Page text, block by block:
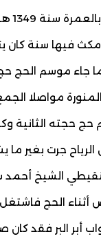
التي
فيها سنة كان
جاء موسم الحج
مواصلا
حج حجته الثانية
جرت بغير ما
الشيخ
أثناء الحج
أبر البر فقد